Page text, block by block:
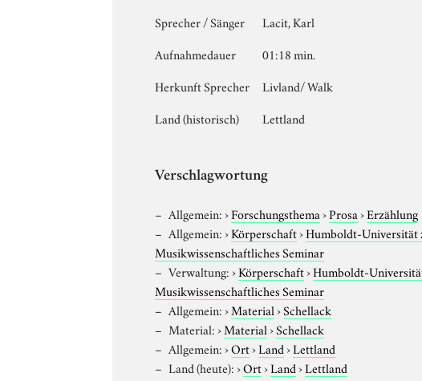
Sprecher / Sänger
Lacit, Karl
Aufnahmedauer
01:18 min.
Herkunft Sprecher
Livland/ Walk
Land (historisch)
Lettland
Verschlagwortung
Allgemein:›Forschungsthema›Prosa›Erzählung
Allgemein:›Körperschaft›Humboldt-Universität
Musikwissenschaftliches Seminar
Verwaltung:›Körperschaft›Humboldt-
Musikwissenschaftliches Seminar
Allgemein:›Material›Schellack
Material:›Material›Schellack
Allgemein:›Ort›Land›Lettland
Land (heute):›Ort›Land›Lettland